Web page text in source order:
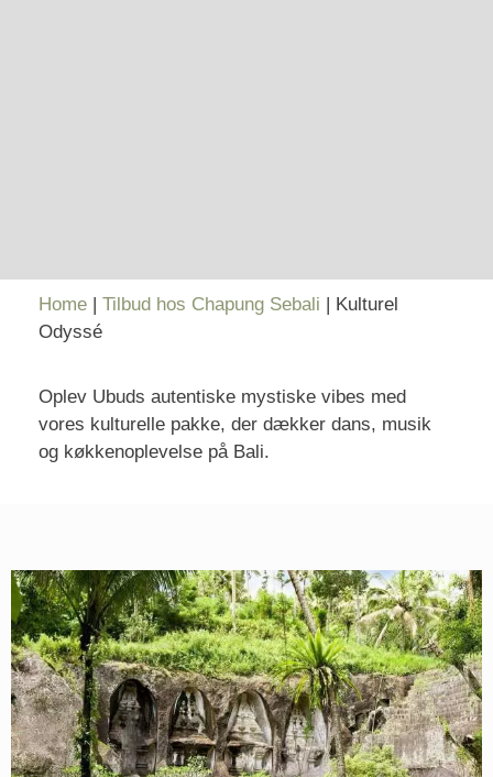
Home | Tilbud hos Chapung Sebali | Kulturel
Odyssé
Oplev Ubuds autentiske mystiske vibes med
vores kulturelle pakke, der dækker dans, musik
og køkkenoplevelse på Bali.